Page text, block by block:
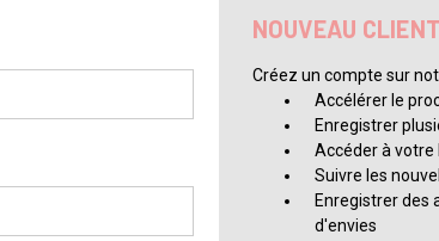
NOUVEAU
Créez un compte sur
Accélérer le
Enregistrer
Accéder à
Suivre les
Enregistrer des
d'envies